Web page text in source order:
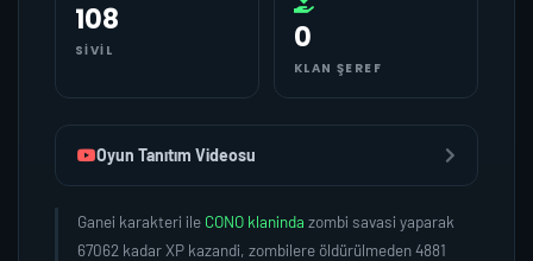
108
SIVIL 0
KLAN ŞEREF
Oyun Tanıtım Videosu
Ganei karakteri ile CONO klaninda zombi savasi yaparak
67062 kadar XP kazandi, zombilere öldürülmeden 4881